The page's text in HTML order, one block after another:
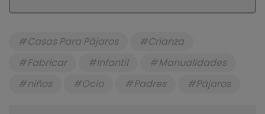
Casas Para Pájaros
Crianza
Fabricar
Infantil
Manualidades
niños
Ocio Padres Pájaros